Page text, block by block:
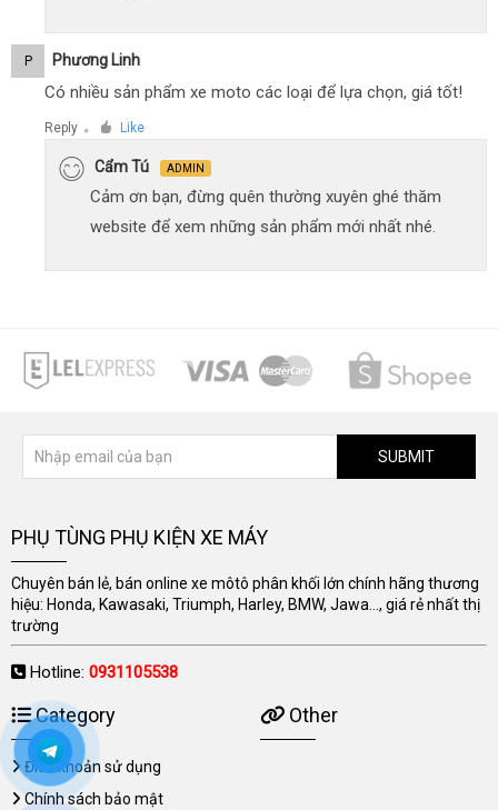
P Phương Linh
Có nhiều sản phẩm xe moto các loại để lựa chọn, giá tốt!
Reply ● Like
Cẩm Tú ADMIN
Cảm ơn bạn, đừng quên thường xuyên ghé thăm
website để xem những sản phẩm mới nhất nhé.
SUBMIT
PHỤ TÙNG PHỤ KIỆN XE MÁY
Chuyên bán lẻ, bán online xe môtô phân khối lớn chính hãng thương
hiệu: Honda, Kawasaki, Triumph, Harley, BMW, Jawa..., giá rẻ nhất thị
trường
Hotline: 0931105538
Category
Điều khoản sử dụng
Chính sách bảo mật
Other